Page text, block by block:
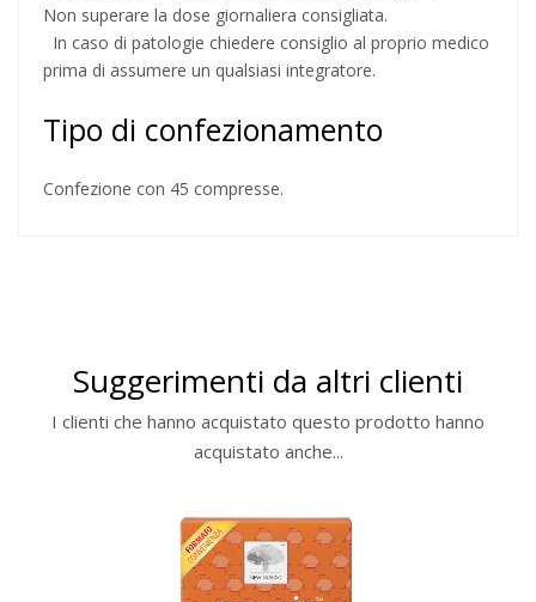
Non superare la dose giornaliera consigliata.
In caso di patologie chiedere consiglio al proprio medico
prima di assumere un qualsiasi integratore.
Tipo di confezionamento
Confezione con 45 compresse.
Suggerimenti da altri clienti
I clienti che hanno acquistato questo prodotto hanno
acquistato anche...